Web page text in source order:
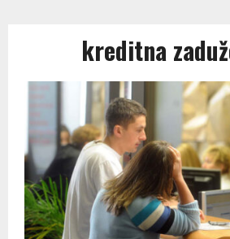
kreditna